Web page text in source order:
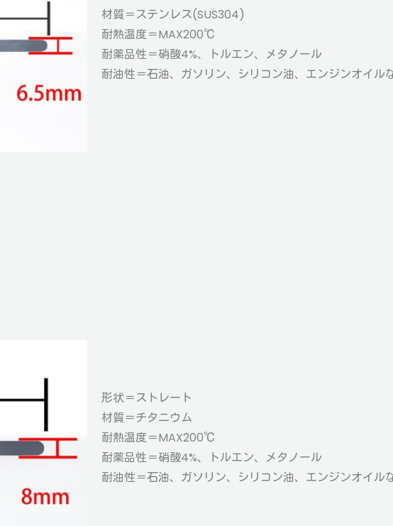
材質＝ステンレス(SUS304)
耐熱温度＝MAX200℃
耐薬品性＝硝酸4%、トルエン、メタノール
耐油性＝石油、ガソリン、シリコン油、エンジンオイル
形状＝ストレート
材質＝チタニウム
耐熱温度＝MAX200℃
耐薬品性＝硝酸4%、トルエン、メタノール
耐油性＝石油、ガソリン、シリコン油、エンジンオイル